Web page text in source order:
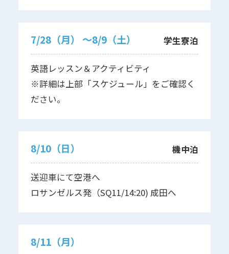
7/28（月） 〜8/9（土） 学生寮泊
英語レッスン＆アクティビティ
※詳細は上部「スケジュール」をご確認く
ださい。
8/10（日） 機中泊
送迎車にて空港へ
ロサンゼルス発（SQ11/14:20) 成田へ
8/11（月）